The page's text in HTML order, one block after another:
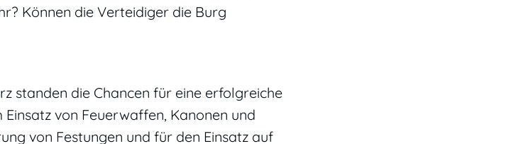
Können die Verteidiger die Burg
standen die Chancen für eine erfolgreiche
von Feuerwaffen, Kanonen und
von Festungen und für den Einsatz auf